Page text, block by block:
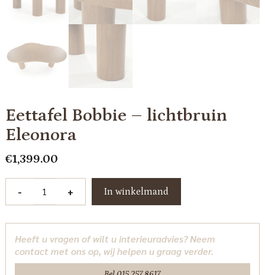
Eettafel Bobbie – lichtbruin
Eleonora
€1,399.00
-
lichtbruin
Eleonora
aantal
+ In winkelmand
Heeft u vragen of wilt u interieuradvies? Neem
contact met ons op, wij helpen u graag verder.